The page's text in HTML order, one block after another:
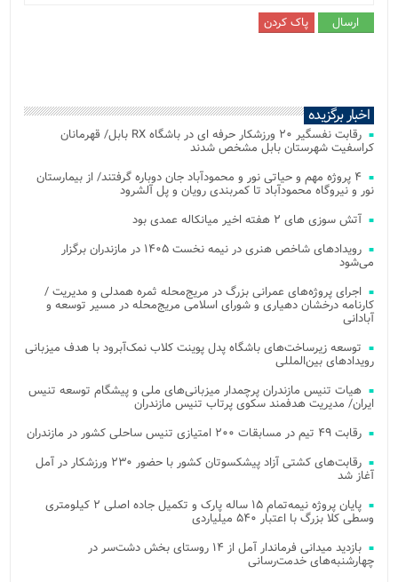
اخبار برگزیده
رقابت نفسگیر ۲۰ ورزشکار حرفه ای در باشگاه RX بابل/ قهرمانان
کراسفیت شهرستان بابل مشخص شدند
۴ پروژه مهم و حیاتی نور و محمودآباد جان دوباره گرفتند/ از بیمارستان
نور و نیروگاه محمودآباد تا کمربندی رویان و پل آلشرود
آتش‌ سوزی‌ های ۲ هفته اخیر میانکاله عمدی بود
رویدادهای شاخص هنری در نیمه نخست ۱۴۰۵ در مازندران برگزار
می‌شود
اجرای پروژه‌های عمرانی بزرگ در مریج‌محله ثمره همدلی و مدیریت /
کارنامه درخشان دهیاری و شورای اسلامی مریج‌محله در مسیر توسعه و
آبادانی
توسعه زیرساخت‌های باشگاه پدل پوینت کلاب نمک‌آبرود با هدف میزبانی
رویدادهای بین‌المللی
هیات تنیس مازندران پرچمدار میزبانی‌های ملی و پیشگام توسعه تنیس
ایران/ مدیریت هدفمند سکوی پرتاب تنیس مازندران
رقابت ۴۹ تیم در مسابقات ۲۰۰ امتیازی تنیس ساحلی کشور در مازندران
رقابت‌های کشتی آزاد پیشکسوتان کشور با حضور ۲۳۰ ورزشکار در آمل
آغاز شد
پایان پروژه نیمه‌تمام ۱۵ ساله پارک و تکمیل جاده اصلی ۲ کیلومتری
وسطی کلا بزرگ با اعتبار ۵۴۰ میلیاردی
بازدید میدانی فرماندار آمل از ۱۴ روستای بخش دشت‌سر در
چهارشنبه‌های خدمت‌رسانی